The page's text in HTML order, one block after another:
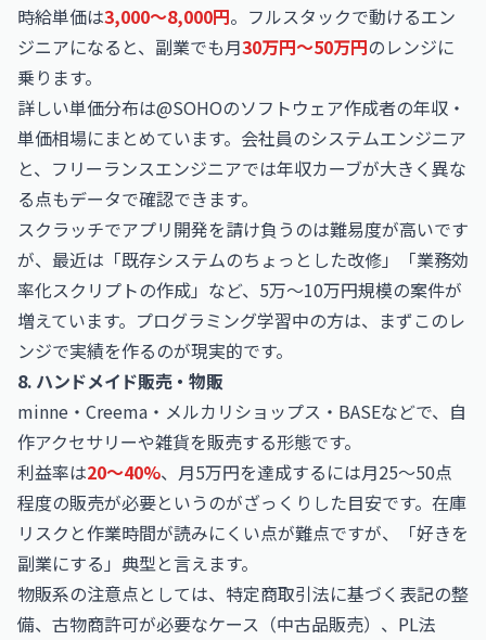
時給単価は3,000〜8,000円。フルスタックで動けるエン
ジニアになると、副業でも月30万円〜50万円のレンジに
乗ります。
詳しい単価分布は@SOHOのソフトウェア作成者の年収・
単価相場にまとめています。会社員のシステムエンジニア
と、フリーランスエンジニアでは年収カーブが大きく異な
る点もデータで確認できます。
スクラッチでアプリ開発を請け負うのは難易度が高いです
が、最近は「既存システムのちょっとした改修」「業務効
率化スクリプトの作成」など、5万〜10万円規模の案件が
増えています。プログラミング学習中の方は、まずこのレ
ンジで実績を作るのが現実的です。
8. ハンドメイド販売・物販
minne・Creema・メルカリショップス・BASEなどで、自
作アクセサリーや雑貨を販売する形態です。
利益率は20〜40%、月5万円を達成するには月25〜50点
程度の販売が必要というのがざっくりした目安です。在庫
リスクと作業時間が読みにくい点が難点ですが、「好きを
副業にする」典型と言えます。
物販系の注意点としては、特定商取引法に基づく表記の整
備、古物商許可が必要なケース（中古品販売）、PL法